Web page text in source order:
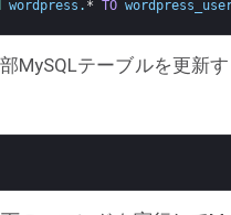
wordpress . * TO
MySQLテーブルを更新